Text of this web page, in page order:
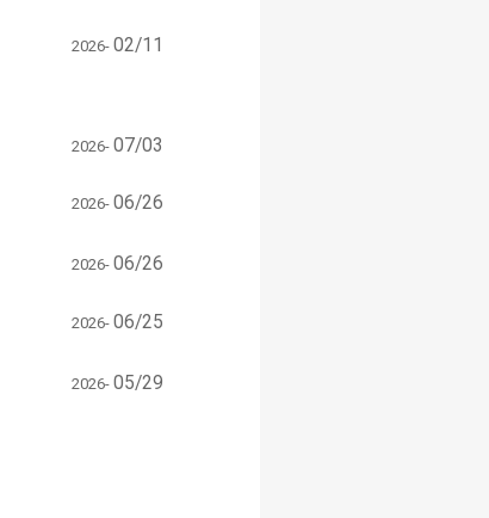
2026- 02/11
2026- 07/03
2026- 06/26
2026- 06/26
2026- 06/25
2026- 05/29